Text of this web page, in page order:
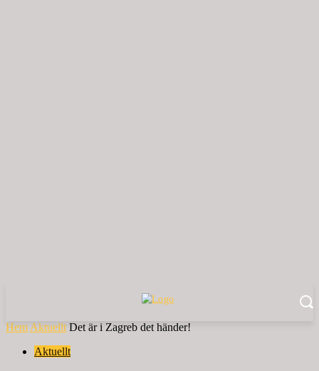
Hem Aktuellt Det är i Zagreb det händer!
Aktuellt